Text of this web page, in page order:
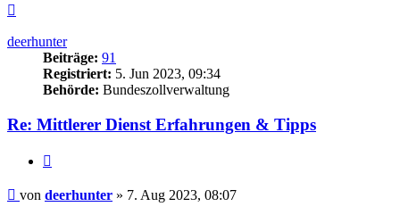
deerhunter
Beiträge: 91
Registriert: 5. Jun 2023, 09:34
Behörde: Bundeszollverwaltung
Re: Mittlerer Dienst Erfahrungen & Tipps
Beitrag
von deerhunter » 7. Aug 2023, 08:07